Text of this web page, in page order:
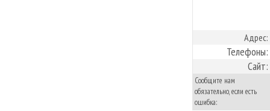
Адрес:
Телефоны:
Сайт:
Сообщите нам
обязательно, если есть
ошибка: